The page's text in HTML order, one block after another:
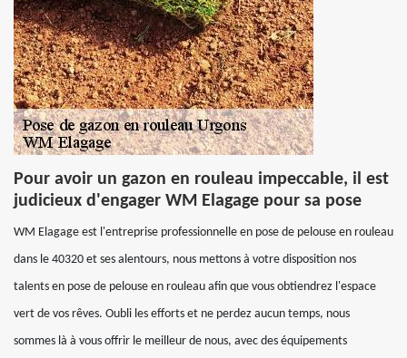
Pour avoir un gazon en rouleau impeccable, il est
judicieux d'engager WM Elagage pour sa pose
WM Elagage est l'entreprise professionnelle en pose de pelouse en rouleau
dans le 40320 et ses alentours, nous mettons à votre disposition nos
talents en pose de pelouse en rouleau afin que vous obtiendrez l'espace
vert de vos rêves. Oubli les efforts et ne perdez aucun temps, nous
sommes là à vous offrir le meilleur de nous, avec des équipements